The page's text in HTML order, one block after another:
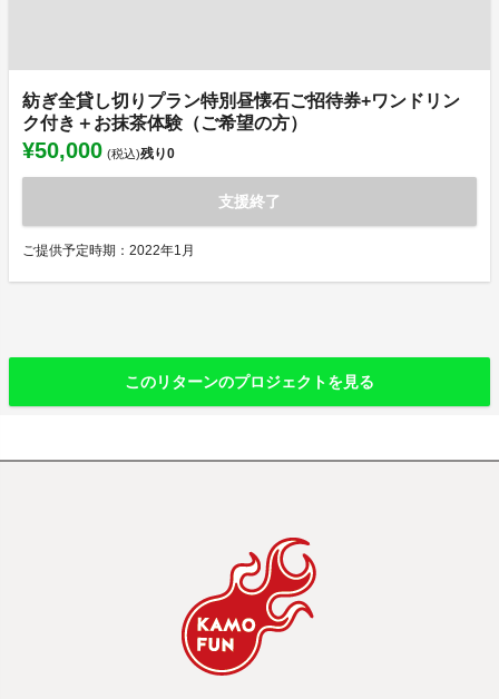
紡ぎ全貸し切りプラン特別昼懐石ご招待券+ワンドリン
ク付き＋お抹茶体験（ご希望の方）
¥50,000 (税込)残り0
支援終了
ご提供予定時期：2022年1月
このリターンのプロジェクトを見る